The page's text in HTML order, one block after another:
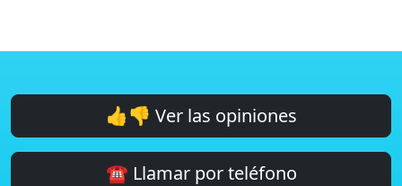
👍👎 Ver las opiniones
☎️ Llamar por teléfono